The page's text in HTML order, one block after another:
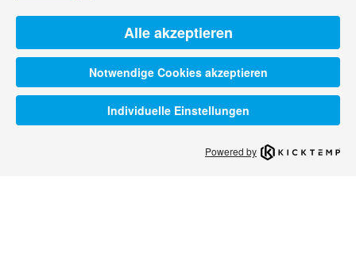
Alle akzeptieren
Notwendige Cookies akzeptieren
Individuelle Einstellungen
Powered by